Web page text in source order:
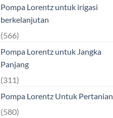
Pompa Lorentz untuk irigasi
berkelanjutan
(566)
Pompa Lorentz untuk Jangka
Panjang
(311)
Pompa Lorentz Untuk Pertanian
(580)